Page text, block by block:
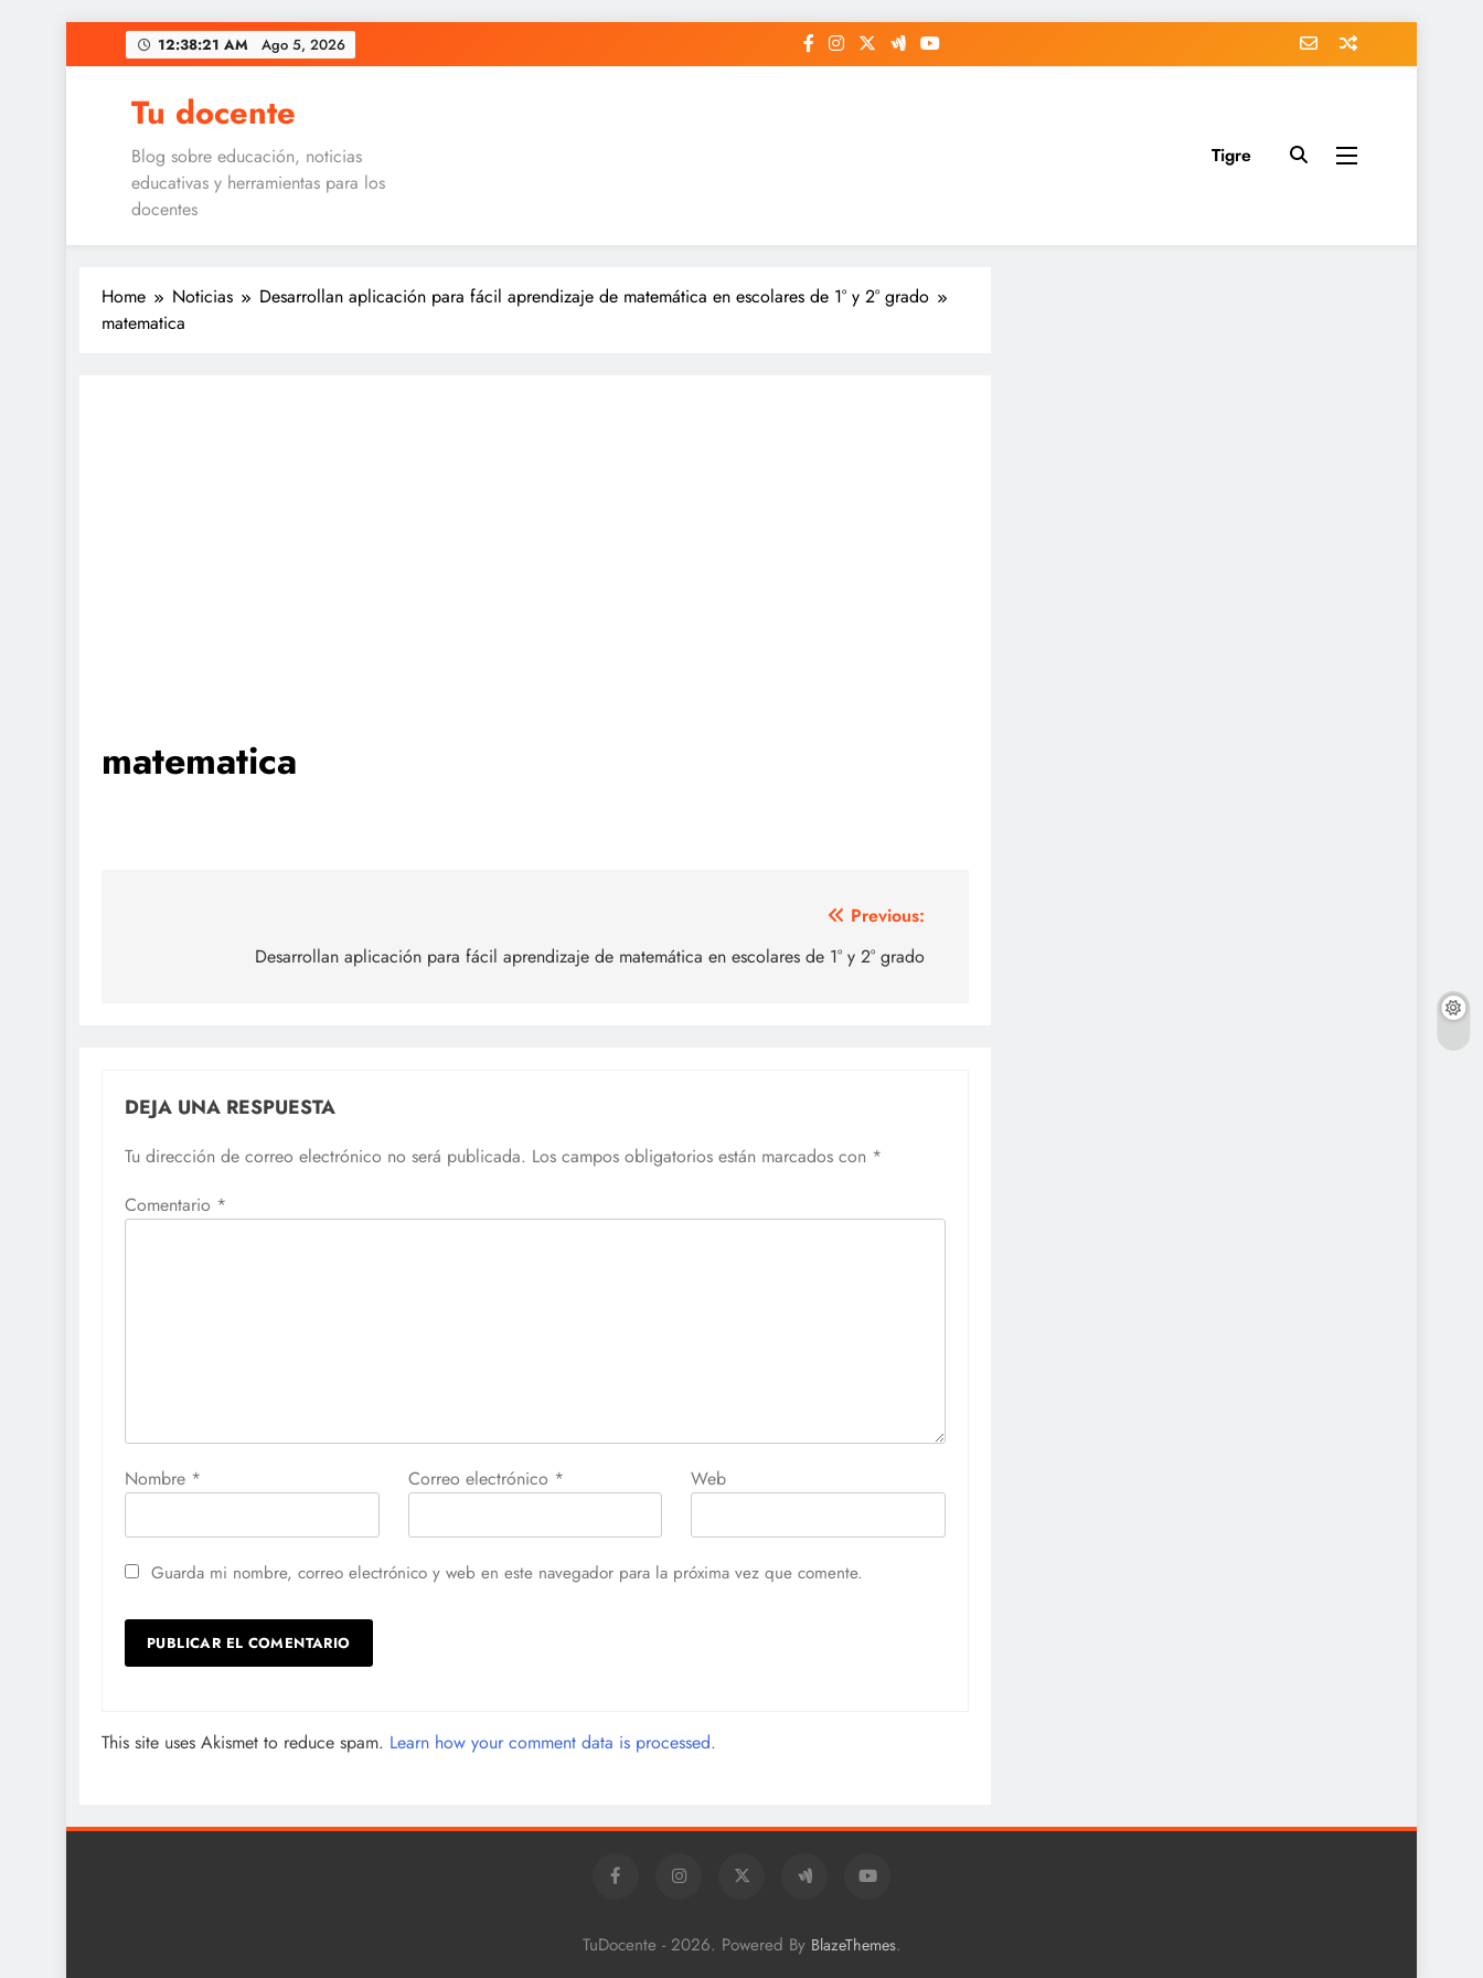
to
12:38:21 AM Ago 5, 2026
Tu docente
Blog sobre educación, noticias
educativas y herramientas para los
docentes
Tigre
Home Noticias
Desarrollan aplicación para fácil aprendizaje de matemática en escolares de 1° y 2° grado
matematica
matematica
Previous:
Desarrollan aplicación para fácil aprendizaje de matemática en escolares de 1° y 2° grado
DEJA UNA RESPUESTA
Tu dirección de correo electrónico no será publicada. Los campos obligatorios están marcados con *
Comentario *
Nombre * Correo electrónico * Web
Guarda mi nombre, correo electrónico y web en este navegador para la próxima vez que comente.
This site uses Akismet to reduce spam. Learn how your comment data is processed.
TuDocente - 2026. Powered By BlazeThemes.